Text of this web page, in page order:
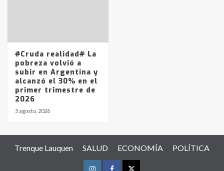
#Cruda realidad# La
pobreza volvió a
subir en Argentina y
alcanzó el 30% en el
primer trimestre de
2026
5 agosto, 2026
Trenque Lauquen SALUD ECONOMÍA POLÍTICA